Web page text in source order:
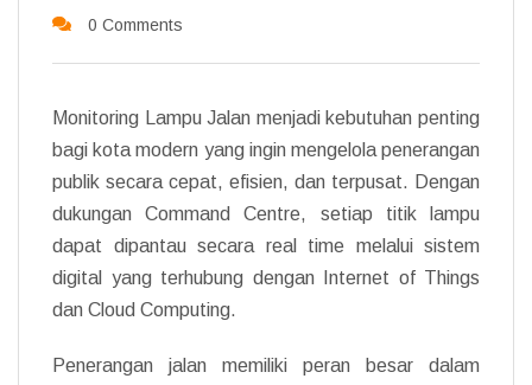
0 Comments
Monitoring Lampu Jalan menjadi kebutuhan penting
bagi kota modern yang ingin mengelola penerangan
publik secara cepat, efisien, dan terpusat. Dengan
dukungan Command Centre, setiap titik lampu
dapat dipantau secara real time melalui sistem
digital yang terhubung dengan Internet of Things
dan Cloud Computing.
Penerangan jalan memiliki peran besar dalam